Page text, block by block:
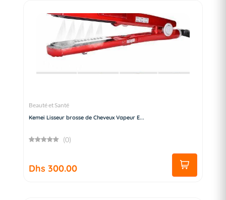
Beauté et Santé
Kemei Lisseur brosse de Cheveux Vapeur E...
(0)
Dhs 300.00